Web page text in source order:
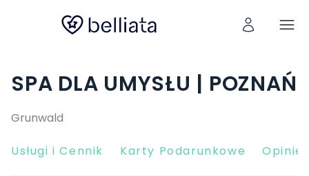
SPA DLA UMYSŁU | POZNAŃ
Grunwald
Usługi i Cennik Karty Podarunkowe Opinie